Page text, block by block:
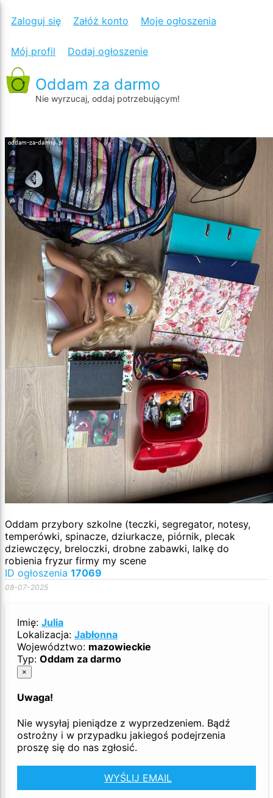
Zaloguj się Załóż konto Moje ogłoszenia
Mój profil Dodaj ogłoszenie
Oddam za darmo
Nie wyrzucaj, oddaj potrzebującym!
PRZYBORY
Oddam przybory szkolne (teczki, segregator, notesy,
temperówki, spinacze, dziurkacze, piórnik, plecak
dziewczęcy, breloczki, drobne zabawki, lalkę do
robienia fryzur firmy my scene
ID ogłoszenia 17069
08-07-2025
Imię: Julia
Lokalizacja: Jabłonna
Województwo: mazowieckie
Typ: Oddam za darmo
×
Uwaga!
Nie wysyłaj pieniądze z wyprzedzeniem. Bądź
ostrożny i w przypadku jakiegoś podejrzenia
proszę się do nas zgłosić.
WYŚLIJ EMAIL